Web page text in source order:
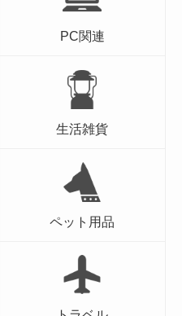
PC関連
生活雑貨
ペット用品